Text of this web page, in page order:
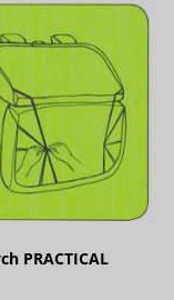
PRACTICAL